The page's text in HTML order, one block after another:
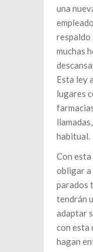
una
respaldo
muchas
Esta ley
lugares
habitual.
Con esta
obligar a
parados
tendrán
adaptar
con esta
hagan